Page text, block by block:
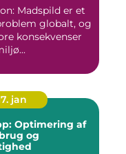
Madspild er et
globalt, og
konsekvenser
jan
Optimering af
og